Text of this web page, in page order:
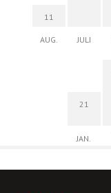
11
AUG. JULI
21
JAN.